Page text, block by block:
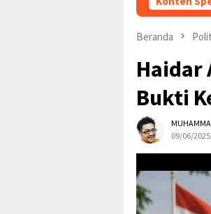
Beranda
Haidar
Bukti
09/06/2025